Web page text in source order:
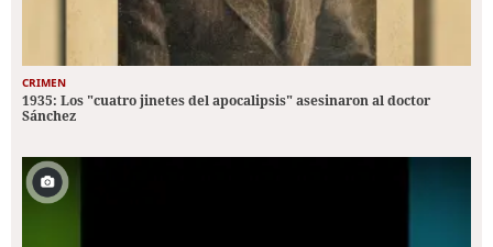
CRIMEN
1935: Los "cuatro jinetes del apocalipsis" asesinaron al doctor
Sánchez